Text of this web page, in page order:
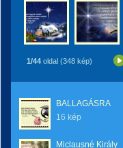
1/44 oldal (348 kép)
BALLAGÁSRA
16 kép
Miclausné Király